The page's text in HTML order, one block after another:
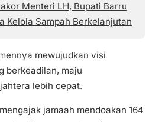
Menteri LH, Bupati Barru
Kelola Sampah Berkelanjutan
mewujudkan visi
berkeadilan, maju
lebih cepat.
jamaah mendoakan 164